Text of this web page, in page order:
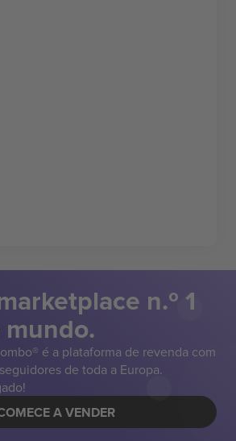
n.º 1
é a plataforma de revenda com
de toda a Europa.
A VENDER